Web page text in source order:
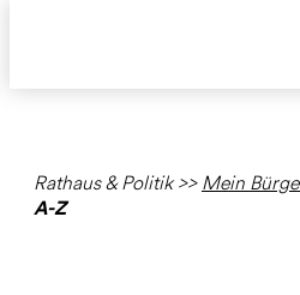
Rathaus & Politik>> Mein
A-Z